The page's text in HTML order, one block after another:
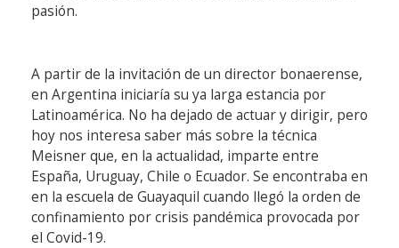
pasión.
A partir de la invitación de un director bonaerense,
en Argentina iniciaría su ya larga estancia por
Latinoamérica. No ha dejado de actuar y dirigir, pero
hoy nos interesa saber más sobre la técnica
Meisner que, en la actualidad, imparte entre
España, Uruguay, Chile o Ecuador. Se encontraba en
en la escuela de Guayaquil cuando llegó la orden de
confinamiento por crisis pandémica provocada por
el Covid-19.